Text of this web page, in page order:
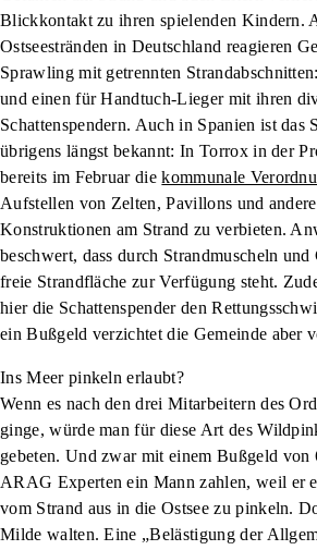
Blickkontakt zu ihren spielenden Kindern.
Ostseestränden in Deutschland reagieren
Sprawling mit getrennten
und einen für Handtuch-Lieger mit ihren
Schattenspendern. Auch in Spanien ist das
übrigens längst bekannt: In Torrox in der
bereits im Februar diekommunale
Aufstellen von Zelten, Pavillons und
Konstruktionen am Strand zu verbieten.
beschwert, dass durch Strandmuscheln
freie Strandfläche zur Verfügung steht.
hier die Schattenspender den
ein Bußgeld verzichtet die Gemeinde aber
Ins Meer pinkeln erlaubt?
Wenn es nach den drei Mitarbeitern des
ginge, würde man für diese Art des
gebeten. Und zwar mit einem Bußgeld von
ARAG Experten ein Mann zahlen, weil er
vom Strand aus in die Ostsee zu pinkeln.
Milde walten. Eine „Belästigung der